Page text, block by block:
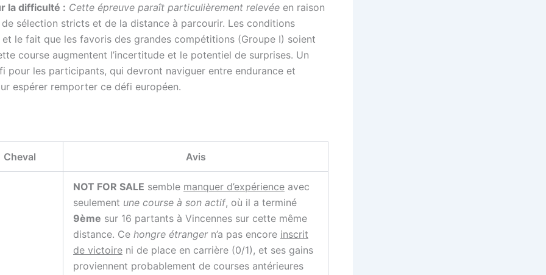
la difficulté : Cette épreuve paraît particulièrement relevée en raison
sélection stricts et de la distance à parcourir. Les conditions
le fait que les favoris des grandes compétitions (Groupe I) soient
course augmentent l’incertitude et le potentiel de surprises. Un
pour les participants, qui devront naviguer entre endurance et
espérer remporter ce défi européen.
Cheval Avis
NOT FOR SALE semble manquer d’expérience avec
seulement une course à son actif, où il a terminé
9ème sur 16 partants à Vincennes sur cette même
distance. Ce hongre étrangern’a pas encore inscrit
de victoire ni de place en carrière (0/1), et ses gains
proviennent probablement de courses antérieures